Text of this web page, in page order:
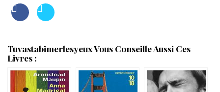
Tuvastabimerlesyeux Vous Conseille Aussi Ces
Livres :